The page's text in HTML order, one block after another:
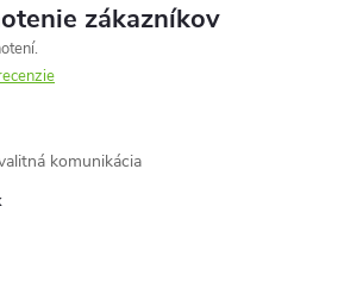
zákazníkov
komunikácia